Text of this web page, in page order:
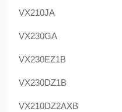
VX210JA
VX230GA
VX230EZ1B
VX230DZ1B
VX210DZ2AXB